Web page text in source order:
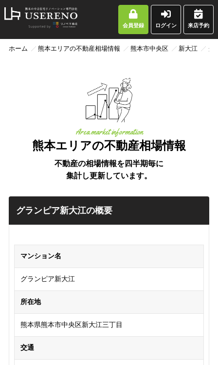
会員登録 ログイン 来店予約
ホーム 熊本エリアの不動産相場情報 熊本市中央区 新大江 グ
熊本エリアの不動産相場情報
Area market information
不動産の相場情報を四半期毎に
集計し更新しています。
グランピア新大江の概要
マンション名
グランピア新大江
所在地
熊本県熊本市中央区新大江三丁目
交通